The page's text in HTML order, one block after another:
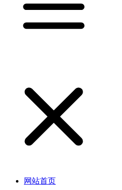
网站首页